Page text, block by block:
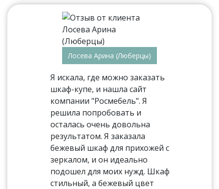
Лосева Арина (Люберцы)
Я искала, где можно заказать
шкаф-купе, и нашла сайт
компании "Росмебель". Я
решила попробовать и
осталась очень довольна
результатом. Я заказала
бежевый шкаф для прихожей с
зеркалом, и он идеально
подошел для моих нужд. Шкаф
стильный, а бежевый цвет